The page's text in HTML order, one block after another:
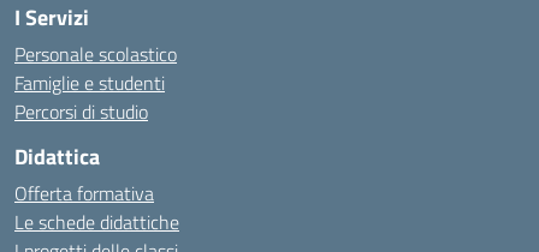
I Servizi
Personale scolastico
Famiglie e studenti
Percorsi di studio
Didattica
Offerta formativa
Le schede didattiche